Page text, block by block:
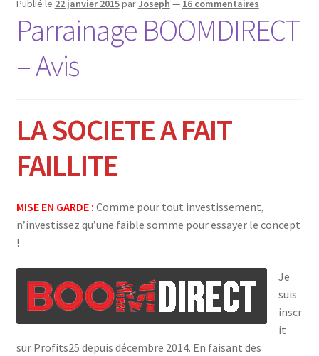
Publié le 22 janvier 2015parJoseph — 16 commentaires
Parrainage BOOMDIRECT
– Avis
LA SOCIETE A FAIT
FAILLITE
MISE EN GARDE : Comme pour tout investissement,
n’investissez qu’une faible somme pour essayer le concept
!
Je
suis
inscr
it
sur Profits25 depuis décembre 2014. En faisant des